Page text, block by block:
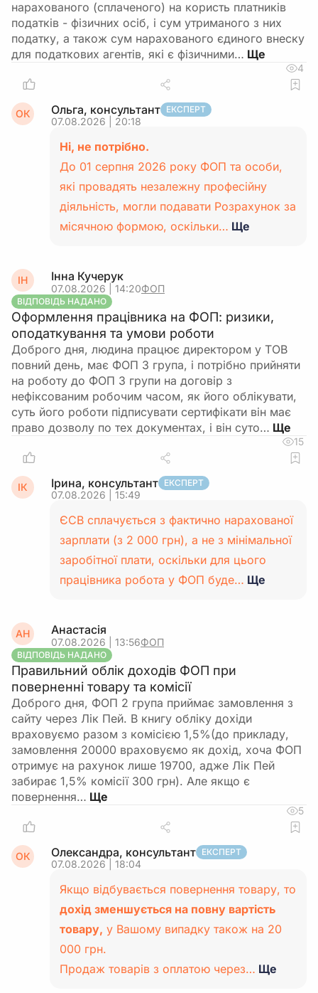
нарахованого (сплаченого) на користь платників
податків - фізичних осіб, і сум утриманого з них
податку, а також сум нарахованого єдиного внеску
для податкових агентів, які є фізичними…
4
ОК Ольга, консультант ЕКСПЕРТ
07.08.2026 | 20:18
Ні, не потрібно.
До 01 серпня 2026 року ФОП та особи,
які провадять незалежну професійну
діяльність, могли подавати Розрахунок за
місячною формою, оскільки… Ще
ІН Інна Кучерук
07.08.2026 | 14:20ФОП
ВІДПОВІДЬ НАДАНО
Оформлення працівника на ФОП: ризики,
оподаткування та умови роботи
Доброго дня, людина працює директором у ТОВ
повний день, має ФОП 3 група, і потрібно прийняти
на роботу до ФОП 3 групи на договір з
нефіксованим робочим часом, як його облікувати,
суть його роботи підписувати сертифікати він має
право дозволу по тех документах, і він суто…
15
ІК Ірина, консультант ЕКСПЕРТ
07.08.2026 | 15:49
ЄСВ сплачується з фактично нарахованої
зарплати (з 2 000 грн), а не з мінімальної
заробітної плати, оскільки для цього
працівника робота у ФОП буде… Ще
АН Анастасія
07.08.2026 | 13:56ФОП
ВІДПОВІДЬ НАДАНО
Правильний облік доходів ФОП при
поверненні товару та комісії
Доброго дня, ФОП 2 група приймає замовлення з
сайту через Лік Пей. В книгу обліку дохіди
враховуємо разом з комісією 1,5%(до прикладу,
замовлення 20000 враховуємо як дохід, хоча ФОП
отримує на рахунок лише 19700, адже Лік Пей
забирає 1,5% комісії 300 грн). Але якщо є
повернення…
5
ОК Олександра, консультант ЕКСПЕРТ
07.08.2026 | 18:04
Якщо відбувається повернення товару, то
дохід зменшується на повну вартість
товару, у Вашому випадку також на 20
000 грн.
Продаж товарів з оплатою через… Ще